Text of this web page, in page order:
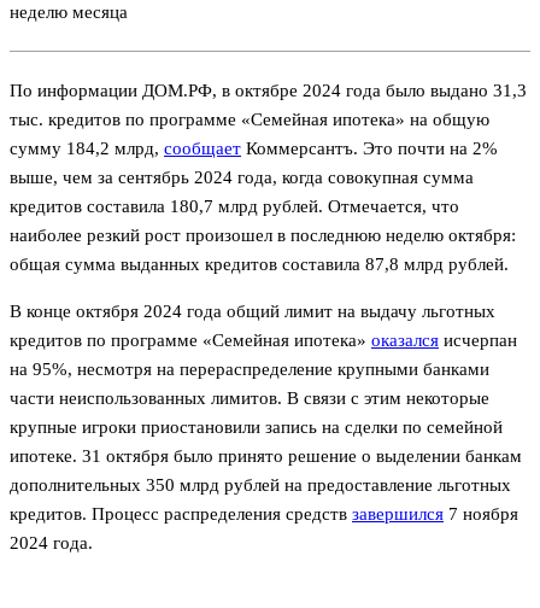
неделю месяца
По информации ДОМ.РФ, в октябре 2024 года было выдано 31,3
тыс. кредитов по программе «Семейная ипотека» на общую
сумму 184,2 млрд, сообщает Коммерсантъ. Это почти на 2%
выше, чем за сентябрь 2024 года, когда совокупная сумма
кредитов составила 180,7 млрд рублей. Отмечается, что
наиболее резкий рост произошел в последнюю неделю октября:
общая сумма выданных кредитов составила 87,8 млрд рублей.
В конце октября 2024 года общий лимит на выдачу льготных
кредитов по программе «Семейная ипотека» оказался исчерпан
на 95%, несмотря на перераспределение крупными банками
части неиспользованных лимитов. В связи с этим некоторые
крупные игроки приостановили запись на сделки по семейной
ипотеке. 31 октября было принято решение о выделении банкам
дополнительных 350 млрд рублей на предоставление льготных
кредитов. Процесс распределения средств завершился 7 ноября
2024 года.